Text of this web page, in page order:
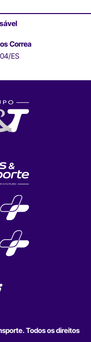
Correa
ES
Todos os direitos